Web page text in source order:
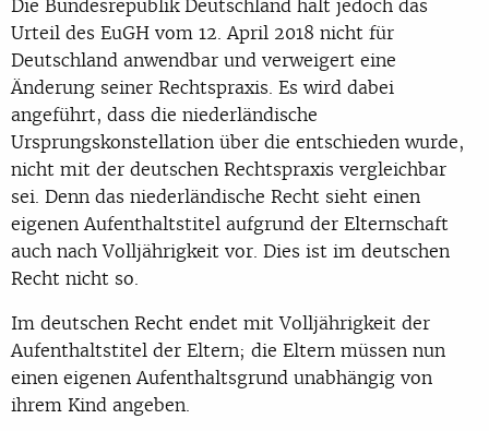
Die Bundesrepublik Deutschland hält jedoch das
Urteil des EuGH vom 12. April 2018 nicht für
Deutschland anwendbar und verweigert eine
Änderung seiner Rechtspraxis. Es wird dabei
angeführt, dass die niederländische
Ursprungskonstellation über die entschieden wurde,
nicht mit der deutschen Rechtspraxis vergleichbar
sei. Denn das niederländische Recht sieht einen
eigenen Aufenthaltstitel aufgrund der Elternschaft
auch nach Volljährigkeit vor. Dies ist im deutschen
Recht nicht so.
Im deutschen Recht endet mit Volljährigkeit der
Aufenthaltstitel der Eltern; die Eltern müssen nun
einen eigenen Aufenthaltsgrund unabhängig von
ihrem Kind angeben.